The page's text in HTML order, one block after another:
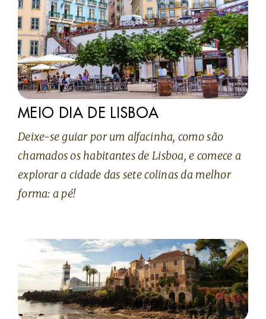
MEIO DIA DE LISBOA
Deixe-se guiar por um alfacinha, como são
chamados os habitantes de Lisboa, e comece a
explorar a cidade das sete colinas da melhor
forma: a pé!